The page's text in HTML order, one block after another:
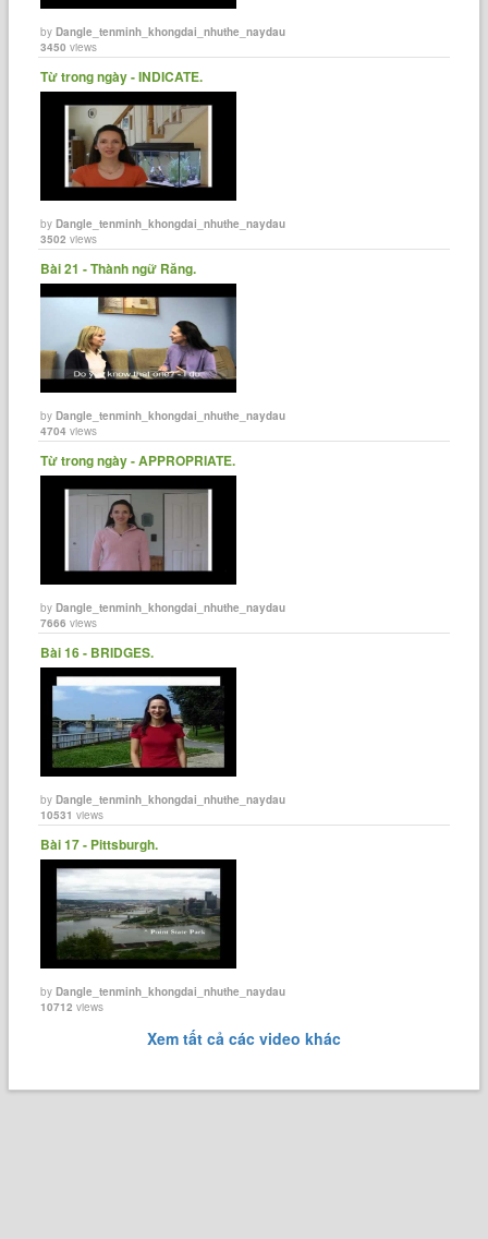
byDangle_tenminh_khongdai_nhuthe_naydau
3450 views
Từ trong ngày - INDICATE.
byDangle_tenminh_khongdai_nhuthe_naydau
3502 views
Bài 21 - Thành ngữ Răng.
byDangle_tenminh_khongdai_nhuthe_naydau
4704 views
Từ trong ngày - APPROPRIATE.
byDangle_tenminh_khongdai_nhuthe_naydau
7666 views
Bài 16 - BRIDGES.
byDangle_tenminh_khongdai_nhuthe_naydau
10531 views
Bài 17 - Pittsburgh.
byDangle_tenminh_khongdai_nhuthe_naydau
10712 views
Xem tất cả các video khác